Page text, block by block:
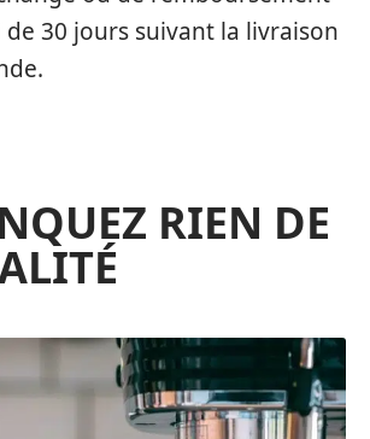
30 jours suivant la livraison
RIEN DE